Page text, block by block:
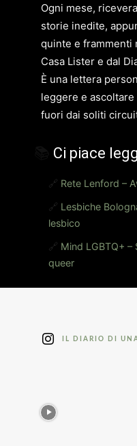
Ogni mese,
storie inedite,
quinte e frammenti
Casa Lister e dal
È una lettera
leggere e
fuori dai soliti
Ci piace
🔗 Rete Lenford –
🔗 Lesbiche
lesbico
🔗 Mind LGBTQ+ –
queer
IL DIARIO DI